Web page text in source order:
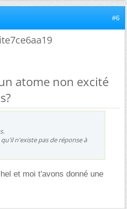
#6
atome non excité
n'existe pas de réponse à
et moi t'avons donné une